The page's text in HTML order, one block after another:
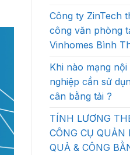
Công ty ZinTech
công văn phòng
Vinhomes Bình
Khi nào mạng
nghiệp cần sử
cân bằng tải ?
TÍNH LƯƠNG
CÔNG CỤ QUẢN
QUẢ & CÔNG